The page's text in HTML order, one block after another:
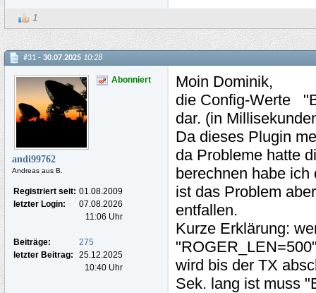
1
#31 - 30.07.2025 10:28
Abonniert
andi99762
Andreas aus B.
Registriert seit: 01.08.2009
letzter Login:
07.08.2026
11:06 Uhr
Beiträge:
275
letzter Beitrag:
25.12.2025
10:40 Uhr
Moin Dominik,
die Config-Werte
dar. (in
Da dieses Plugin
da Probleme hatte
berechnen habe
ist das Problem
entfallen.
Kurze Erklärung:
wird bis der TX
Sek. lang ist muss